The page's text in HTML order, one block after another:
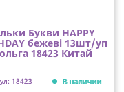
Букви HAPPY
бежеві 13шт/уп
18423 Китай
18423 В наличии